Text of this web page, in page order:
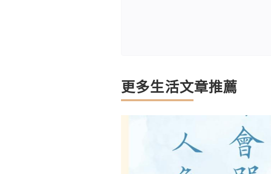
更多生活文章推薦